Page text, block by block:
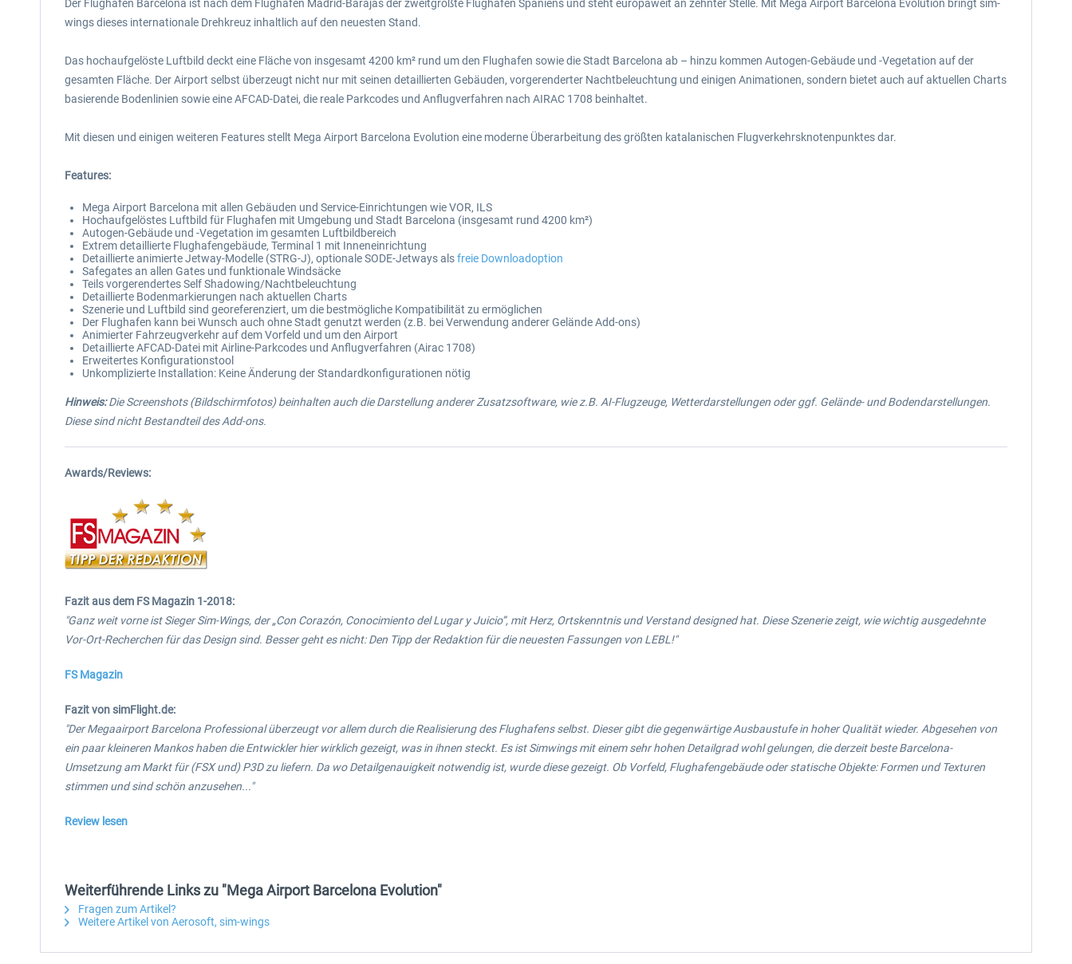
Der Flughafen Barcelona ist nach dem Flughafen Madrid-Barajas der zweitgrößte Flughafen Spaniens und steht europaweit an zehnter Stelle. Mit Mega Airport Barcelona Evolution bringt sim-
wings dieses internationale Drehkreuz inhaltlich auf den neuesten Stand.
Das hochaufgelöste Luftbild deckt eine Fläche von insgesamt 4200 km² rund um den Flughafen sowie die Stadt Barcelona ab – hinzu kommen Autogen-Gebäude und -Vegetation auf der
gesamten Fläche. Der Airport selbst überzeugt nicht nur mit seinen detaillierten Gebäuden, vorgerenderter Nachtbeleuchtung und einigen Animationen, sondern bietet auch auf aktuellen Charts
basierende Bodenlinien sowie eine AFCAD-Datei, die reale Parkcodes und Anflugverfahren nach AIRAC 1708 beinhaltet.
Mit diesen und einigen weiteren Features stellt Mega Airport Barcelona Evolution eine moderne Überarbeitung des größten katalanischen Flugverkehrsknotenpunktes dar.
Features:
Mega Airport Barcelona mit allen Gebäuden und Service-Einrichtungen wie VOR, ILS
Hochaufgelöstes Luftbild für Flughafen mit Umgebung und Stadt Barcelona (insgesamt rund 4200 km²)
Autogen-Gebäude und -Vegetation im gesamten Luftbildbereich
Extrem detaillierte Flughafengebäude, Terminal 1 mit Inneneinrichtung
Detaillierte animierte Jetway-Modelle (STRG-J), optionale SODE-Jetways alsfreie Downloadoption
Safegates an allen Gates und funktionale Windsäcke
Teils vorgerendertes Self Shadowing/Nachtbeleuchtung
Detaillierte Bodenmarkierungen nach aktuellen Charts
Szenerie und Luftbild sind georeferenziert, um die bestmögliche Kompatibilität zu ermöglichen
Der Flughafen kann bei Wunsch auch ohne Stadt genutzt werden (z.B. bei Verwendung anderer Gelände Add-ons)
Animierter Fahrzeugverkehr auf dem Vorfeld und um den Airport
Detaillierte AFCAD-Datei mit Airline-Parkcodes und Anflugverfahren (Airac 1708)
Erweitertes Konfigurationstool
Unkomplizierte Installation: Keine Änderung der Standardkonfigurationen nötig
Hinweis:Die Screenshots (Bildschirmfotos) beinhalten auch die Darstellung anderer Zusatzsoftware, wie z.B. AI-Flugzeuge, Wetterdarstellungen oder ggf. Gelände- und Bodendarstellungen.
Diese sind nicht Bestandteil des Add-ons.
Awards/Reviews:
Fazit aus dem FS Magazin 1-2018:
"Ganz weit vorne ist Sieger Sim-Wings, der „Con Corazón, Conocimiento del Lugar y Juicio”, mit Herz, Ortskenntnis und Verstand designed hat. Diese Szenerie zeigt, wie wichtig ausgedehnte
Vor-Ort-Recherchen für das Design sind. Besser geht es nicht: Den Tipp der Redaktion für die neuesten Fassungen von LEBL!"
FS Magazin
Fazit von simFlight.de:
"Der Megaairport Barcelona Professional überzeugt vor allem durch die Realisierung des Flughafens selbst. Dieser gibt die gegenwärtige Ausbaustufe in hoher Qualität wieder. Abgesehen von
ein paar kleineren Mankos haben die Entwickler hier wirklich gezeigt, was in ihnen steckt. Es ist Simwings mit einem sehr hohen Detailgrad wohl gelungen, die derzeit beste Barcelona-
Umsetzung am Markt für (FSX und) P3D zu liefern. Da wo Detailgenauigkeit notwendig ist, wurde diese gezeigt. Ob Vorfeld, Flughafengebäude oder statische Objekte: Formen und Texturen
stimmen und sind schön anzusehen..."
Review lesen
Weiterführende Links zu "Mega Airport Barcelona Evolution"
Fragen zum Artikel?
Weitere Artikel von Aerosoft, sim-wings